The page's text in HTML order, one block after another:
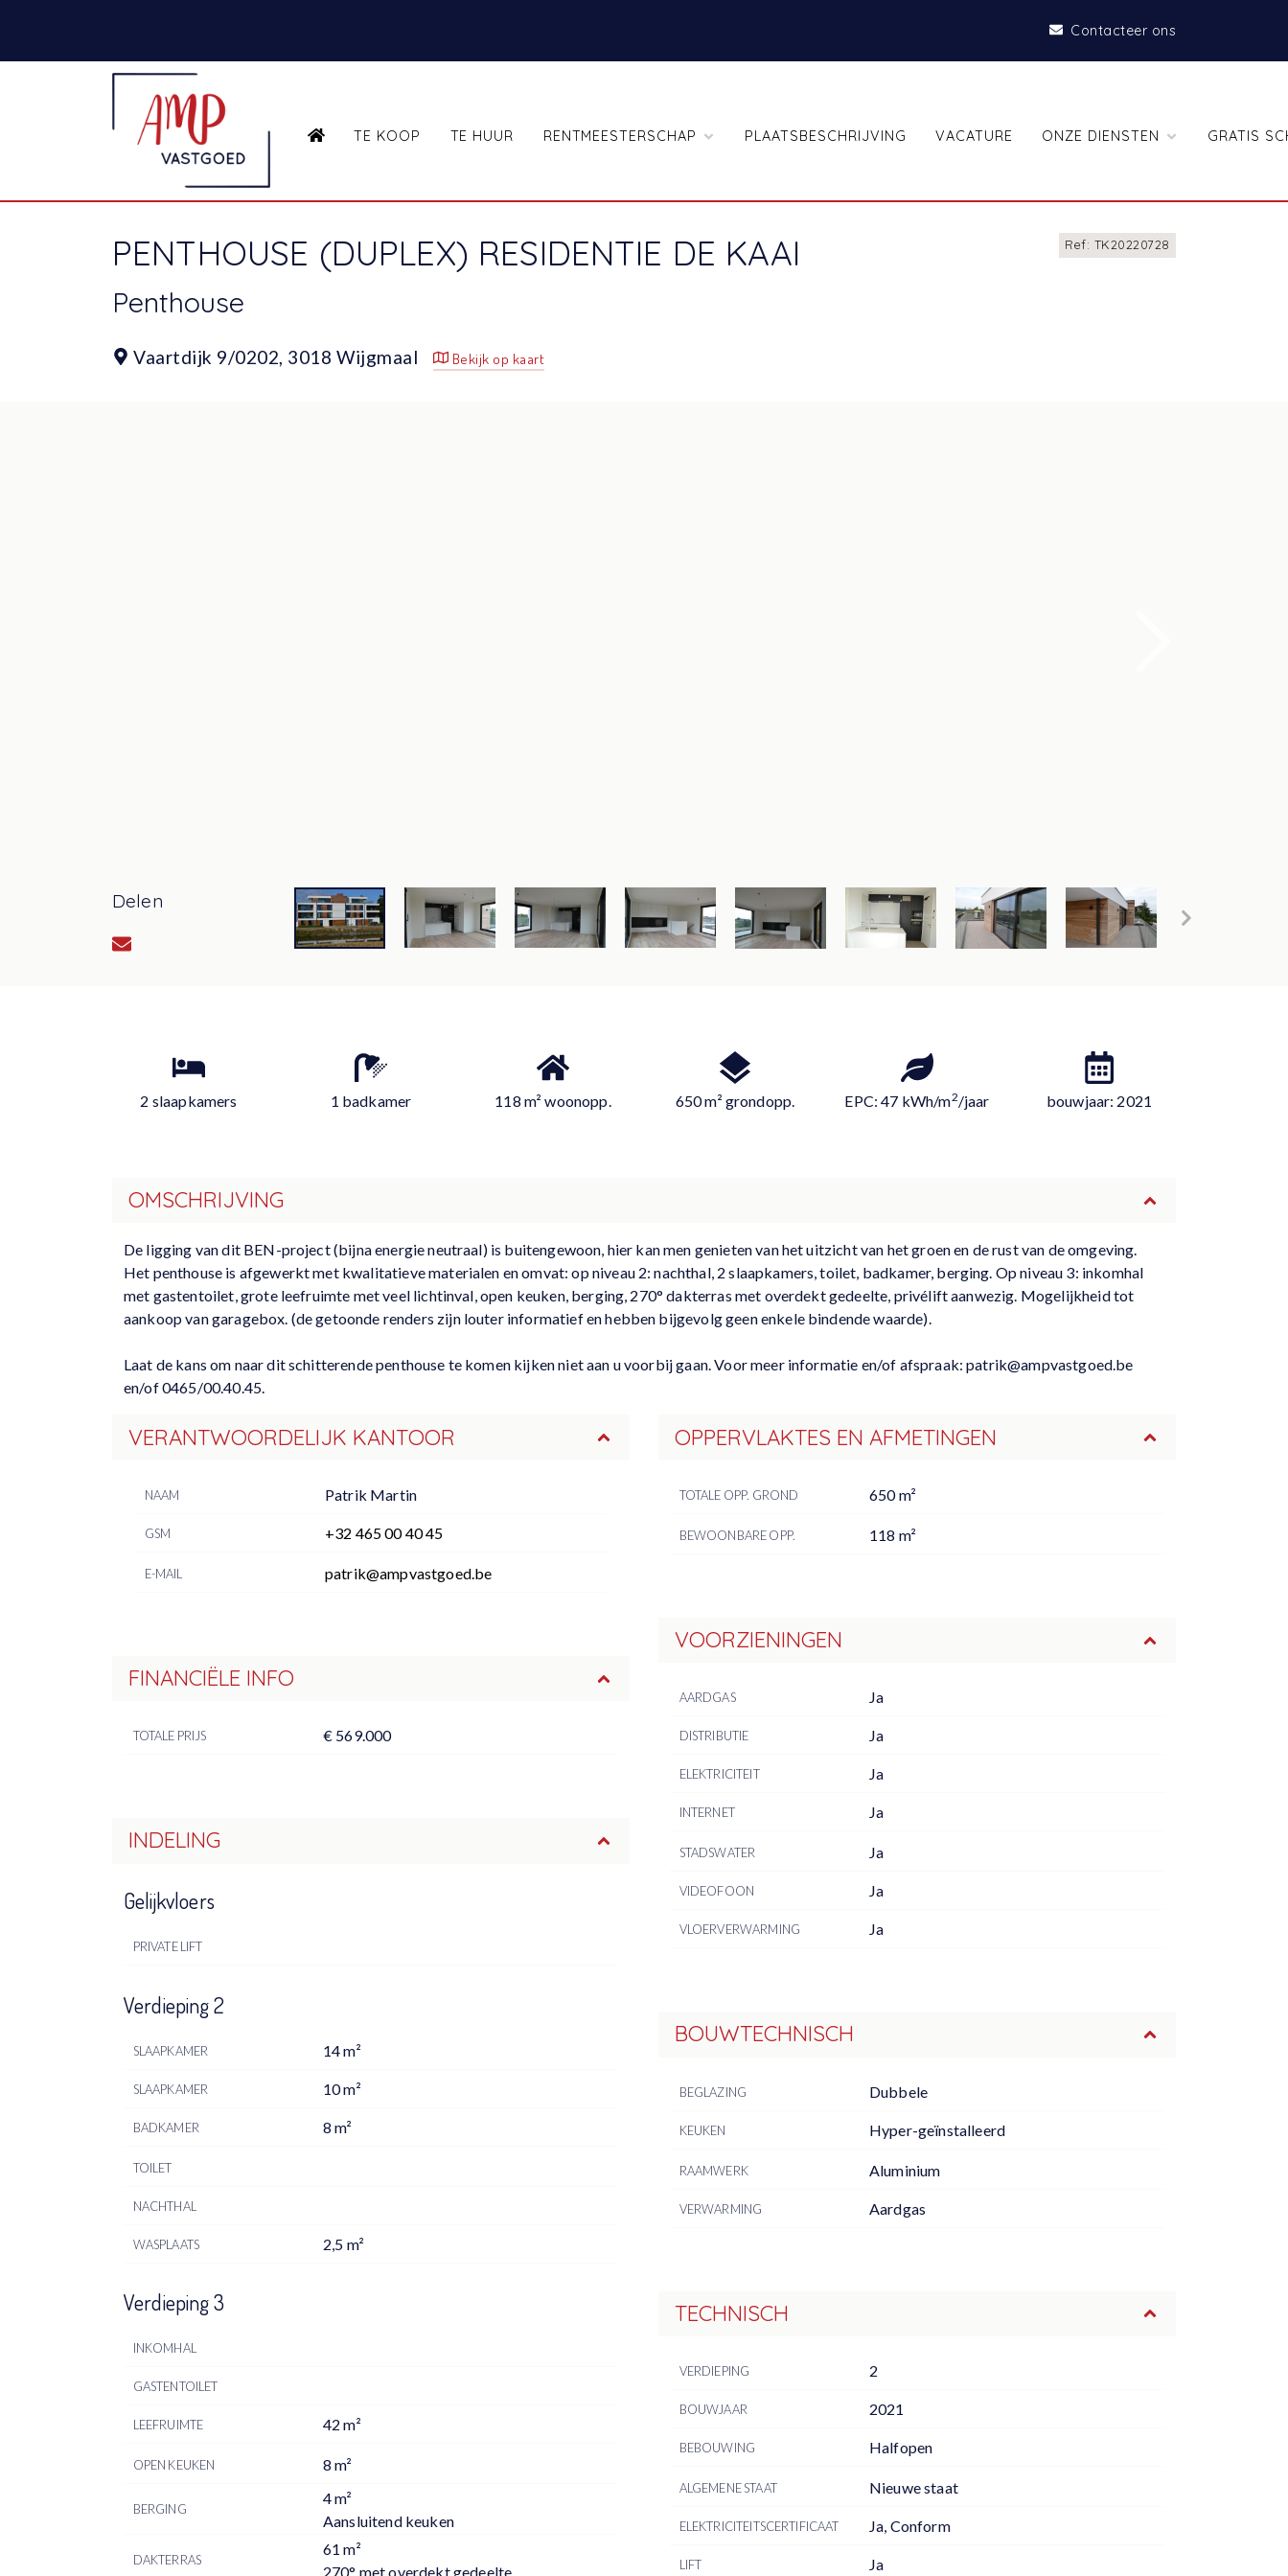
Contacteer ons
HOMETE KOOP TE HUUR RENTMEESTERSCHAP PLAATSBESCHRIJVING VACATURE ONZE DIENSTEN GRATIS
PENTHOUSE (DUPLEX) RESIDENTIE DE KAAI
Penthouse
Vaartdijk 9/0202, 3018 Wijgmaal Bekijk op kaart
Ref: TK20220728
Delen
2 slaapkamers 1 badkamer 118 m² woonopp. 650 m² grondopp. EPC: 47 kWh/m2/jaar bouwjaar: 2021
OMSCHRIJVING
De ligging van dit BEN-project (bijna energie neutraal) is buitengewoon, hier kan men genieten van het uitzicht van het groen en de rust van de omgeving.
Het penthouse is afgewerkt met kwalitatieve materialen en omvat: op niveau 2: nachthal, 2 slaapkamers, toilet, badkamer, berging. Op niveau 3: inkomhal
met gastentoilet, grote leefruimte met veel lichtinval, open keuken, berging, 270° dakterras met overdekt gedeelte, privélift aanwezig. Mogelijkheid tot
aankoop van garagebox. (de getoonde renders zijn louter informatief en hebben bijgevolg geen enkele bindende waarde).
Laat de kans om naar dit schitterende penthouse te komen kijken niet aan u voorbij gaan. Voor meer informatie en/of afspraak: patrik@ampvastgoed.be
en/of 0465/00.40.45.
VERANTWOORDELIJK KANTOOR
NAAM Patrik Martin
GSM +32 465 00 40 45
E-MAIL patrik@ampvastgoed.be
FINANCIËLE INFO
TOTALE PRIJS € 569.000
INDELING
Gelijkvloers
PRIVATE LIFT
Verdieping 2
SLAAPKAMER 14 m²
SLAAPKAMER 10 m²
BADKAMER 8 m²
TOILET
NACHTHAL
WASPLAATS 2,5 m²
Verdieping 3
INKOMHAL
GASTENTOILET
LEEFRUIMTE 42 m²
OPEN KEUKEN 8 m²
BERGING
4 m²
Aansluitend keuken
DAKTERRAS
61 m²
270° met overdekt gedeelte
OPPERVLAKTES EN AFMETINGEN
TOTALE OPP. GROND 650 m²
BEWOONBARE OPP. 118 m²
VOORZIENINGEN
AARDGAS Ja
DISTRIBUTIE Ja
ELEKTRICITEIT Ja
INTERNET Ja
STADSWATER Ja
VIDEOFOON Ja
VLOERVERWARMING Ja
BOUWTECHNISCH
BEGLAZING Dubbele
KEUKEN Hyper-geïnstalleerd
RAAMWERK Aluminium
VERWARMING Aardgas
TECHNISCH
VERDIEPING 2
BOUWJAAR 2021
BEBOUWING Halfopen
ALGEMENE STAAT Nieuwe staat
ELEKTRICITEITSCERTIFICAAT Ja, Conform
LIFT Ja